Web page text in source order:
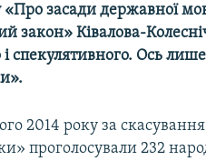
«Про засади державної
закон» Ківалова-
і спекулятивного. Ось
2014 року за
проголосували 232